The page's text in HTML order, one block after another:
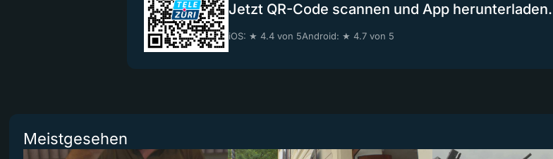
Jetzt QR-Code scannen und App herunterladen.
iOS: ★ 4.4 von 5Android: ★ 4.7 von 5
Meistgesehen